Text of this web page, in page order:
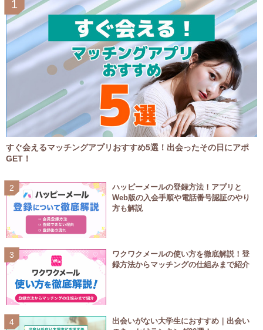
すぐ会えるマッチングアプリおすすめ5選！出会ったその日にアポ
GET！
ハッピーメールの登録方法！アプリと
Web版の入会手順や電話番号認証のやり
方も解説
ワクワクメールの使い方を徹底解説！登
録方法からマッチングの仕組みまで紹介
出会いがない大学生におすすめ｜出会い